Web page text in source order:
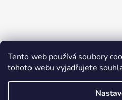
Tento web používá soubory
tohoto webu vyjadřujete
Způsob